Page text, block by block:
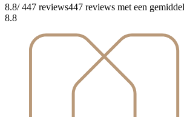
8.8/ 447 reviews447 reviews met een
8.8